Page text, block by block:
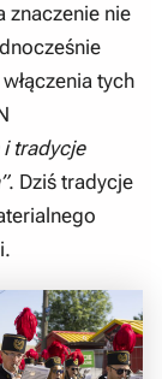
znaczenie nie
tych
i tradycje
. Dziś tradycje